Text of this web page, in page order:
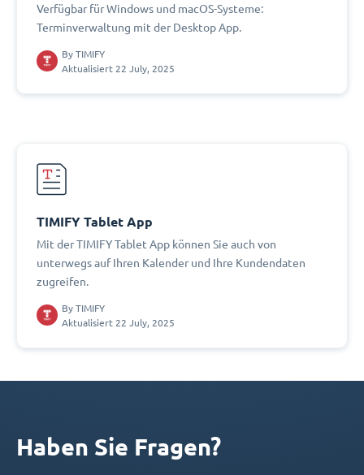
Verfügbar für Windows und macOS-Systeme:
Terminverwaltung mit der Desktop App.
By TIMIFY
Aktualisiert 22 July, 2025
TIMIFY Tablet App
Mit der TIMIFY Tablet App können Sie auch von
unterwegs auf Ihren Kalender und Ihre Kundendaten
zugreifen.
By TIMIFY
Aktualisiert 22 July, 2025
Haben Sie Fragen?